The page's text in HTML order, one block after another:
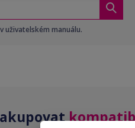
uživatelském manuálu.